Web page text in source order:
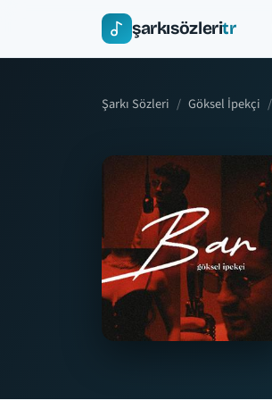
şarkısözleritr
Şarkı Sözleri Göksel İpekçi